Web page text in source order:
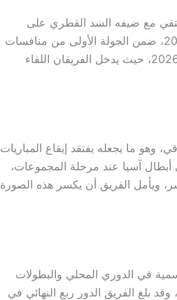
مع ضيفه السد القطري على
أرضية ستاد الزوراء في بغداد، مساء الاثنين 15 سبتمبر 2025، ضمن الجولة الأولى من منافسات
منطقة الغرب في دوري أبطال آسيا للنخبة موسم 2025-2026، حيث يدخل الفريقان اللقاء
وهو ما يجعله يفتقد إيقاع المباريات
آسيا عند مرحلة المجموعات،
ويأمل الفريق أن يكسر هذه الصورة
في الدوري المحلي والبطولات
بلغ الفريق الدور ربع النهائي في